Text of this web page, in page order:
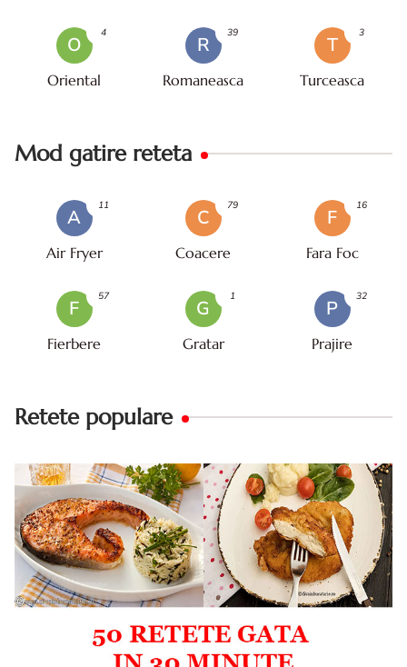
O
Oriental
4
R
Romaneasca
39
T
Turceasca
3
Mod gatire reteta
A
Air Fryer
11
C
Coacere
79
F
Fara Foc
16
F
Fierbere
57
G
Gratar
1
P
Prajire
32
Retete populare